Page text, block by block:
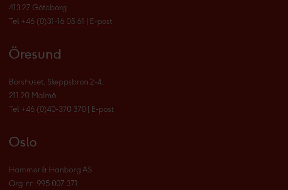
413 27 Göteborg
Tel +46 (0)31-16 05 61 | E-post
Öresund
Börshuset, Skeppsbron 2-4,
211 20 Malmö
Tel +46 (0)40-370 370 | E-post
Oslo
Hammer & Hanborg AS
Org.nr: 995 007 371